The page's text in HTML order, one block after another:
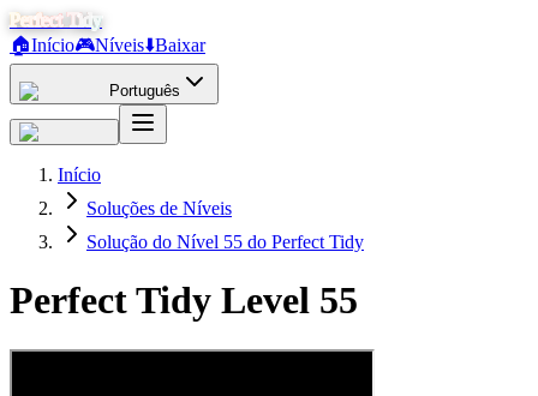
Perfect Tidy
🏠Início🎮Níveis⬇️Baixar
Português
Início
Soluções de Níveis
Solução do Nível 55 do Perfect Tidy
Perfect Tidy Level 55